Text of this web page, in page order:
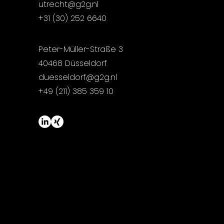
utrecht@g2g.nl
+31 (30) 252 6640
Peter-Müller-Straße 3
40468 Düsseldorf
duesseldorf@g2g.nl
+49 (211) 385 359 10